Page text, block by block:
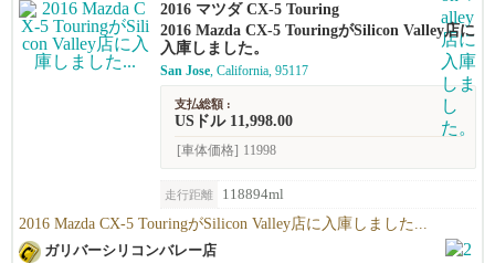
2016 マツダ CX-5 Touring
2016 Mazda CX-5 TouringがSilicon Valley店に
入庫しました。
San Jose, California, 95117
支払総額 :
USドル 11,998.00
[車体価格] 11998
走行距離 118894ml
2016 Mazda CX-5 TouringがSilicon Valley店に入庫しました...
ガリバーシリコンバレー店